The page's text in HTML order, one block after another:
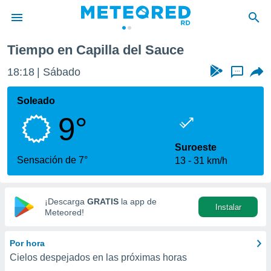
de
ha sido
calidad.
a este
las
y
digital
basada
Tiempo en Capilla del Sauce
18:19 Sábado ...
Soleado
9°
Sensación de 7°
Suroeste
13
31 km/h
¡Descarga GRATIS la app de
Meteored!
Instalar
Por hora
Cielos despejados en las próximas horas